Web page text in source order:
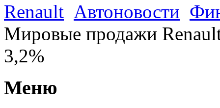
Renault Автоновости
Мировые продажи
3,2%
Меню